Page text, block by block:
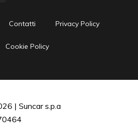
Contatti Privacy Policy
Cookie Policy
| Suncar s.p.a